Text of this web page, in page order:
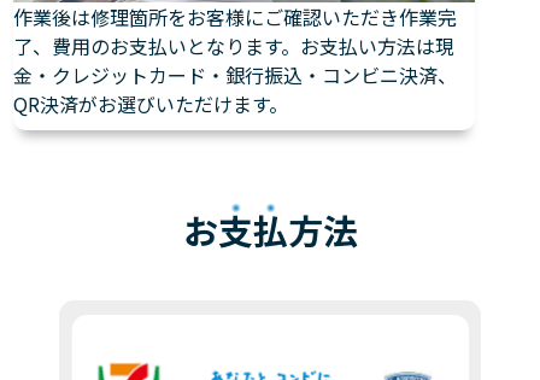
作業後は修理箇所をお客様にご確認いただき作業完
了、費用のお支払いとなります。お支払い方法は現
金・クレジットカード・銀行振込・コンビニ決済、
QR決済がお選びいただけます。
お支払方法